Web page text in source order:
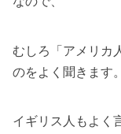
むしろ「アメリカ
のをよく聞きます。
イギリス人もよく